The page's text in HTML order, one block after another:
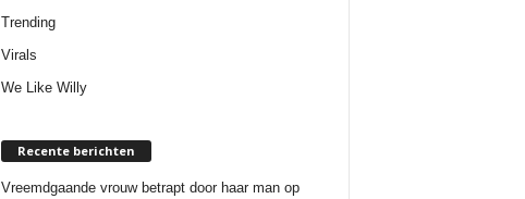
Trending
Virals
We Like Willy
Recente berichten
Vreemdgaande vrouw betrapt door haar man op